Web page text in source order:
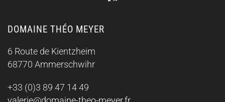
DOMAINE THÉO MEYER
6 Route de Kientzheim
68770 Ammerschwihr
+33 (0)3 89 47 14 49